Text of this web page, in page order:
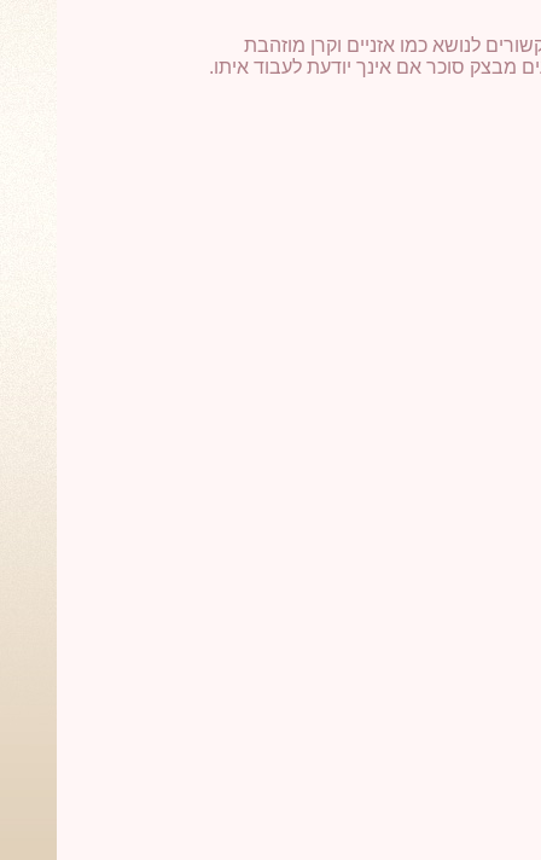
לנושא כמו אזניים וקרן מוזהבת
מבצק סוכר אם אינך יודעת לעבוד איתו.